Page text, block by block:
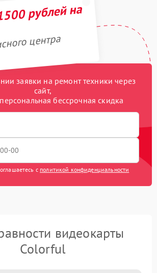
рублей на
центра
заявки на ремонт техники через
сайт,
бессрочная скидка
с политикой конфиденциальности
видеокарты
Colorful